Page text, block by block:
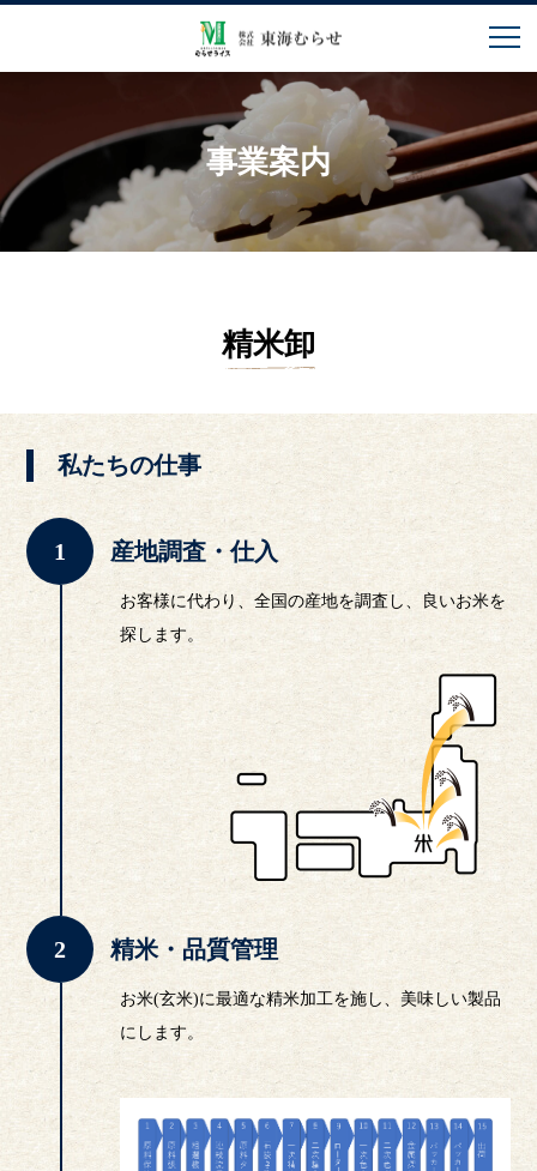
事業案内
精米卸
私たちの仕事
産地調査・仕入
お客様に代わり、全国の産地を調査し、良いお米を
探します。
精米・品質管理
お米(玄米)に最適な精米加工を施し、美味しい製品
にします。